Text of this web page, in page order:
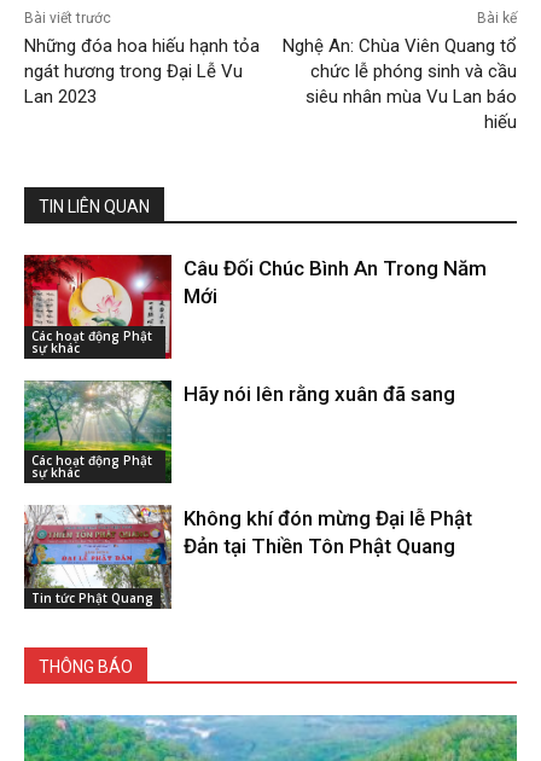
Bài viết trước
Những đóa hoa hiếu hạnh tỏa
ngát hương trong Đại Lễ Vu
Lan 2023
Bài kế
Nghệ An: Chùa Viên Quang tổ
chức lễ phóng sinh và cầu
siêu nhân mùa Vu Lan báo
hiếu
TIN LIÊN QUAN
Các hoạt động Phật
sự khác
Câu Đối Chúc Bình An Trong Năm
Mới
Các hoạt động Phật
sự khác
Hãy nói lên rằng xuân đã sang
Tin tức Phật Quang
Không khí đón mừng Đại lễ Phật
Đản tại Thiền Tôn Phật Quang
THÔNG BÁO